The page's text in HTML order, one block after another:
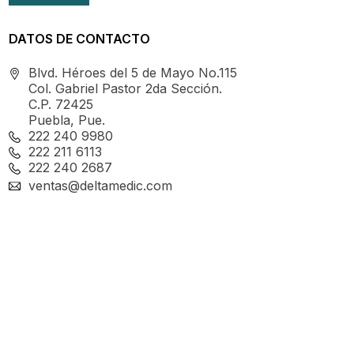
DATOS DE CONTACTO
Blvd. Héroes del 5 de Mayo No.115
Col. Gabriel Pastor 2da Sección.
C.P. 72425
Puebla, Pue.
222 240 9980
222 211 6113
222 240 2687
ventas@deltamedic.com